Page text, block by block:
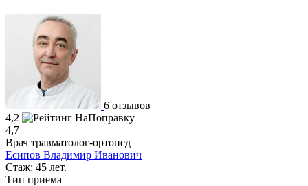
6 отзывов
4,2
4,7
Врач травматолог-ортопед
Есипов Владимир Иванович
Стаж: 45 лет.
Тип приема